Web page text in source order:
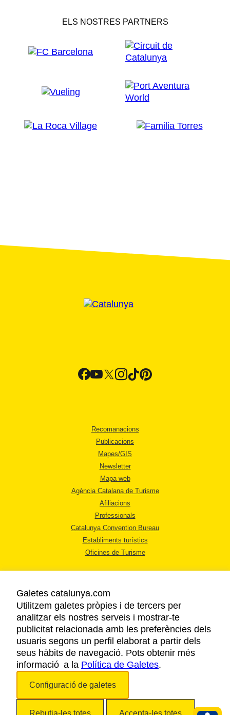
ELS NOSTRES PARTNERS
Recomanacions
Publicacions
Mapes/GIS
Newsletter
Mapa web
Agència Catalana de Turisme
Afiliacions
Professionals
Catalunya Convention Bureau
Establiments turístics
Oficines de Turisme
AVÍS LEGAL
POLÍTICA DE PRIVACITAT
COOKIES
ACCESSIBILITAT
Galetes catalunya.com
Utilitzem galetes pròpies i de tercers per
analitzar els nostres serveis i mostrar-te
publicitat relacionada amb les preferències dels
usuaris segons un perfil elaborat a partir dels
seus hàbits de navegació. Pots obtenir més
informació a la Política de Galetes.
Configuració de galetes
Rebutja-les totes Accepta-les totes